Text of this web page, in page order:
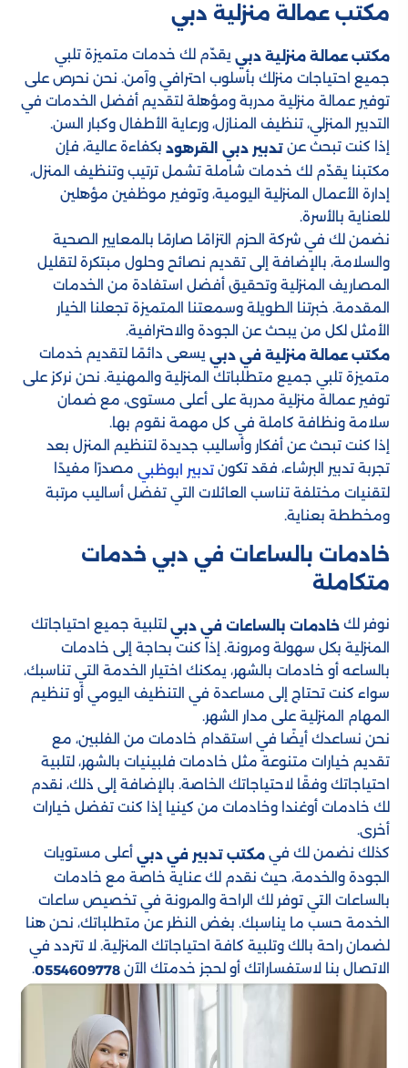
مكتب عمالة منزلية دبي
مكتب عمالة منزلية دبي يقدّم لك خدمات متميزة تلبي
جميع احتياجات منزلك بأسلوب احترافي وآمن. نحن نحرص على
توفير عمالة منزلية مدربة ومؤهلة لتقديم أفضل الخدمات في
التدبير المنزلي، تنظيف المنازل، ورعاية الأطفال وكبار السن.
إذا كنت تبحث عن تدبير دبي القرهود بكفاءة عالية، فإن
مكتبنا يقدّم لك خدمات شاملة تشمل ترتيب وتنظيف المنزل،
إدارة الأعمال المنزلية اليومية، وتوفير موظفين مؤهلين
للعناية بالأسرة.
نضمن لك في شركة الحزم التزامًا صارمًا بالمعايير الصحية
والسلامة، بالإضافة إلى تقديم نصائح وحلول مبتكرة لتقليل
المصاريف المنزلية وتحقيق أفضل استفادة من الخدمات
المقدمة. خبرتنا الطويلة وسمعتنا المتميزة تجعلنا الخيار
الأمثل لكل من يبحث عن الجودة والاحترافية.
مكتب عمالة منزلية في دبي يسعى دائمًا لتقديم خدمات
متميزة تلبي جميع متطلباتك المنزلية والمهنية. نحن نركز على
توفير عمالة منزلية مدربة على أعلى مستوى، مع ضمان
سلامة ونظافة كاملة في كل مهمة نقوم بها.
إذا كنت تبحث عن أفكار وأساليب جديدة لتنظيم المنزل بعد
تجربة تدبير البرشاء، فقد تكون تدبير ابوظبي مصدرًا مفيدًا
لتقنيات مختلفة تناسب العائلات التي تفضل أساليب مرتبة
ومخططة بعناية.
خادمات بالساعات​ في دبي خدمات
متكاملة
نوفر لك خادمات بالساعات في دبي لتلبية جميع احتياجاتك
المنزلية بكل سهولة ومرونة. إذا كنت بحاجة إلى خادمات
بالساعه أو خادمات بالشهر، يمكنك اختيار الخدمة التي تناسبك،
سواء كنت تحتاج إلى مساعدة في التنظيف اليومي أو تنظيم
المهام المنزلية على مدار الشهر.
نحن نساعدك أيضًا في استقدام خادمات من الفلبين، مع
تقديم خيارات متنوعة مثل خادمات فلبينيات بالشهر، لتلبية
احتياجاتك وفقًا لاحتياجاتك الخاصة. بالإضافة إلى ذلك، نقدم
لك خادمات أوغندا وخادمات من كينيا إذا كنت تفضل خيارات
أخرى.
كذلك نضمن لك في مكتب تدبير في دبي أعلى مستويات
الجودة والخدمة، حيث نقدم لك عناية خاصة مع خادمات
بالساعات التي توفر لك الراحة والمرونة في تخصيص ساعات
الخدمة حسب ما يناسبك. بغض النظر عن متطلباتك، نحن هنا
لضمان راحة بالك وتلبية كافة احتياجاتك المنزلية. لا تتردد في
الاتصال بنا لاستفساراتك أو لحجز خدمتك الآن 0554609778
.